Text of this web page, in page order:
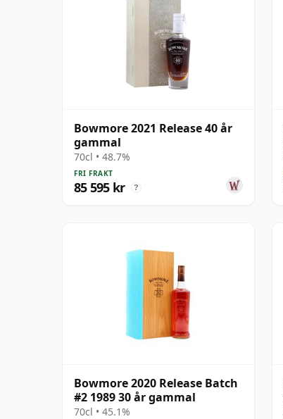
Bowmore 2021 Release 40 år
gammal
70cl • 48.7%
FRI FRAKT
85 595 kr ?
Bowmore 2020 Release Batch
#2 1989 30 år gammal
70cl • 45.1%